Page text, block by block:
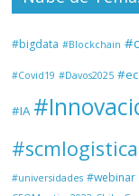
#bigdata #Blockchain
#Covid19 #Davos2025
#IA
#scmlogistica
#universidades #webinar